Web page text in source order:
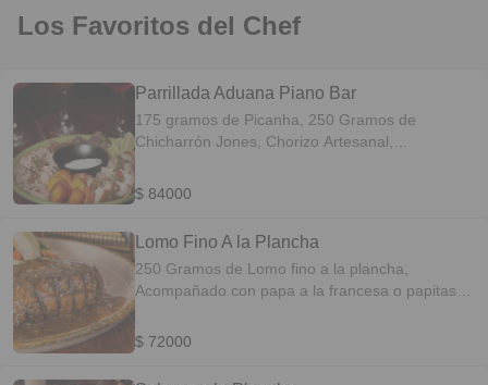
Los Favoritos del Chef
Parrillada Aduana Piano Bar
175 gramos de Picanha, 250 Gramos de
Chicharrón Jones, Chorizo Artesanal,
criollas, con chimichurri y suero.
$ 84000
Lomo Fino A la Plancha
250 Gramos de Lomo fino a la plancha,
Acompañado con papa a la francesa o papitas
$ 72000